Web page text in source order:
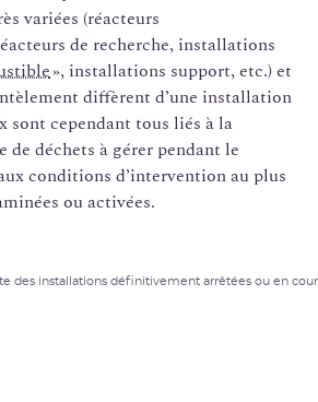
variées (réacteurs
de recherche, installations
», installations support, etc.) et
diffèrent d’une installation
sont cependant tous liés à la
déchets à gérer pendant le
conditions d’intervention au plus
ou activées.
des installations définitivement arrêtées ou en